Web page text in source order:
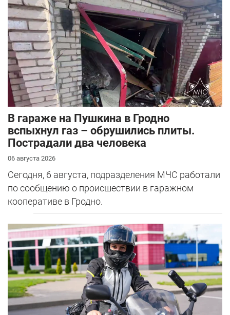
В гараже на Пушкина в Гродно
вспыхнул газ – обрушились плиты.
Пострадали два человека
06 августа 2026
Сегодня, 6 августа, подразделения МЧС работали
по сообщению о происшествии в гаражном
кооперативе в Гродно.